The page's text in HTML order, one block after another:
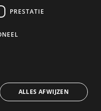
via WhatsApp
PRESTATIE
ALLES AFWIJZEN